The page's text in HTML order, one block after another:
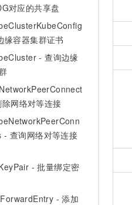
对应的共享盘
缘容器集群证书
- 查询边缘
网络对等连接
- 查询网络对等连接
- 批量绑定密
- 添加